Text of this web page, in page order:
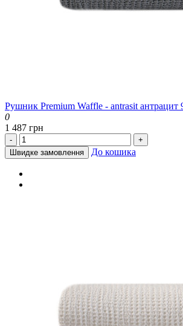
Рушник Premium Waffle - antrasit антрацит
0
1 487 грн
-
+
Швидке замовлення
До кошика